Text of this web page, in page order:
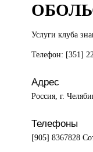
Услуги клуба
Телефон: [351]
Адрес
Россия, г.
Телефоны
[905] 8367828